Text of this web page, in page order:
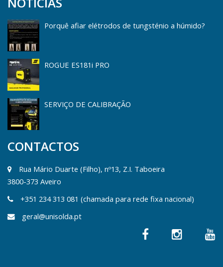
Porquê afiar elétrodos de tungsténio a húmido?
ROGUE ES181i PRO
SERVIÇO DE CALIBRAÇÃO
CONTACTOS
Rua Mário Duarte (Filho), nº13, Z.I. Taboeira
3800-373 Aveiro
+351 234 313 081 (chamada para rede fixa nacional)
geral@unisolda.pt